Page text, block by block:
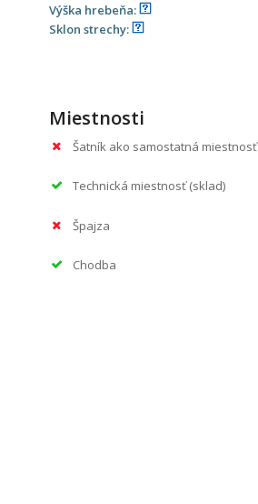
Výška hrebeňa:
Sklon strechy:
Miestnosti
Šatník ako samostatná miestnosť
Technická miestnosť (sklad)
Špajza
Chodba